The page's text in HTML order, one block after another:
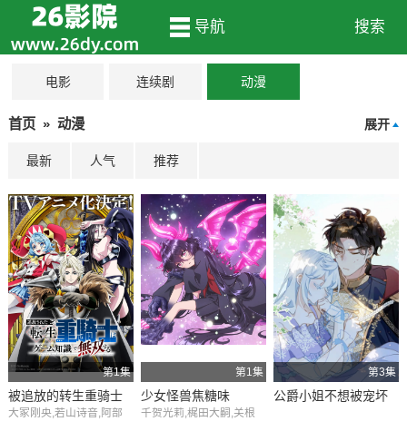
导航 搜索
电影 连续剧 动漫
首页 » 动漫 展开
最新 人气 推荐
第1集
被追放的转生重骑士
用游戏知识开无双
大冢刚央,若山诗音,阿部
第1集
少女怪兽焦糖味
千贺光莉,梶田大嗣,关根
第3集
公爵小姐不想被宠坏